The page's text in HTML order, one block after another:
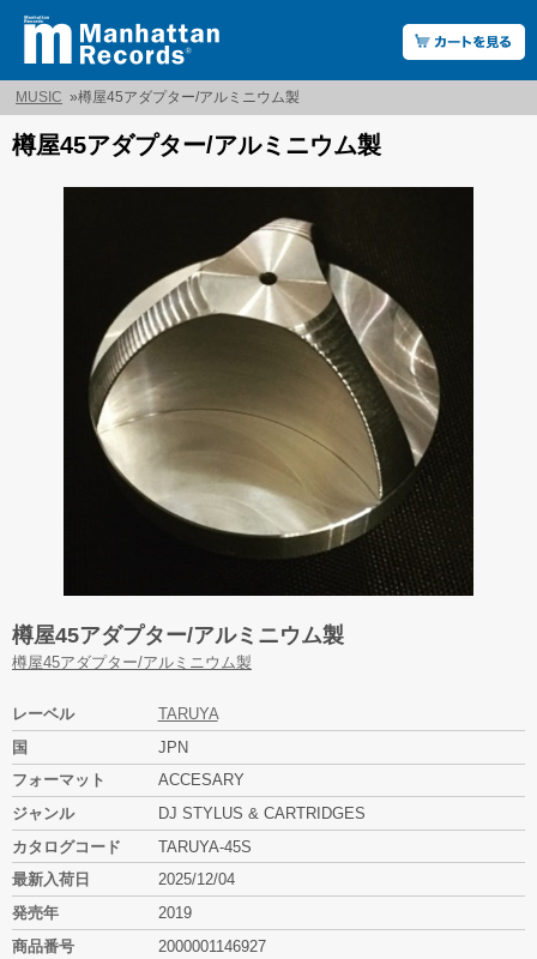
MUSIC »樽屋45アダプター/アルミニウム製
樽屋45アダプター/アルミニウム製
樽屋45アダプター/アルミニウム製
樽屋45アダプター/アルミニウム製
レーベル
TARUYA
国
JPN
フォーマット
ACCESARY
ジャンル
DJ STYLUS & CARTRIDGES
カタログコード
TARUYA-45S
最新入荷日
2025/12/04
発売年
2019
商品番号
2000001146927